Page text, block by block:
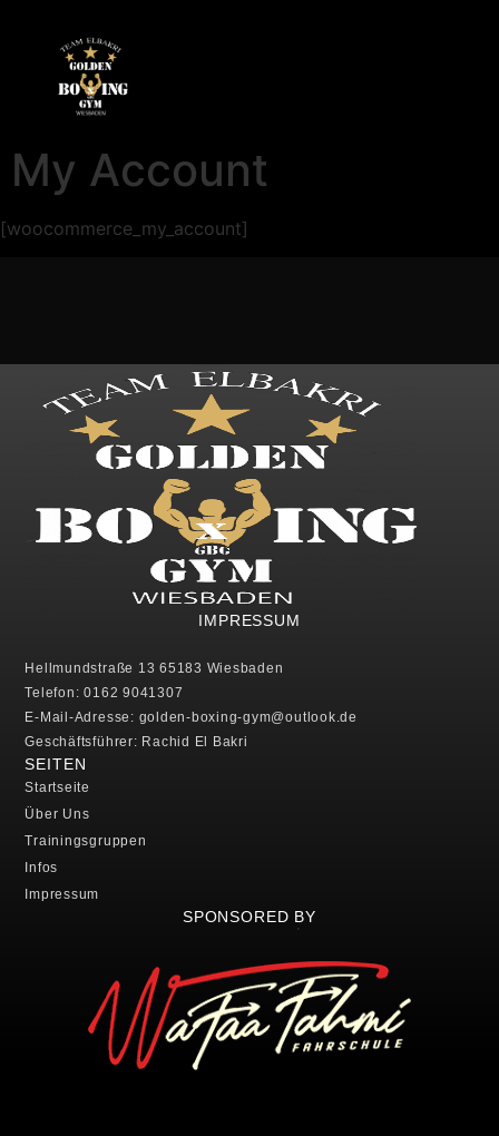
My Account
[woocommerce_my_account]
IMPRESSUM
Hellmundstraße 13 65183 Wiesbaden
Telefon: 0162 9041307
E-Mail-Adresse: golden-boxing-gym@outlook.de
Geschäftsführer: Rachid El Bakri
SEITEN
Startseite
Über Uns
Trainingsgruppen
Infos
Impressum
SPONSORED BY